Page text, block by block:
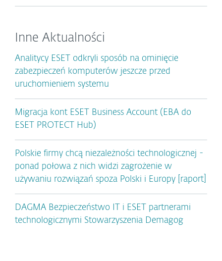
Inne Aktualności
Analitycy ESET odkryli sposób na ominięcie
zabezpieczeń komputerów jeszcze przed
uruchomieniem systemu
Migracja kont ESET Business Account (EBA do
ESET PROTECT Hub)
Polskie firmy chcą niezależności technologicznej -
ponad połowa z nich widzi zagrożenie w
używaniu rozwiązań spoza Polski i Europy [raport]
DAGMA Bezpieczeństwo IT i ESET partnerami
technologicznymi Stowarzyszenia Demagog